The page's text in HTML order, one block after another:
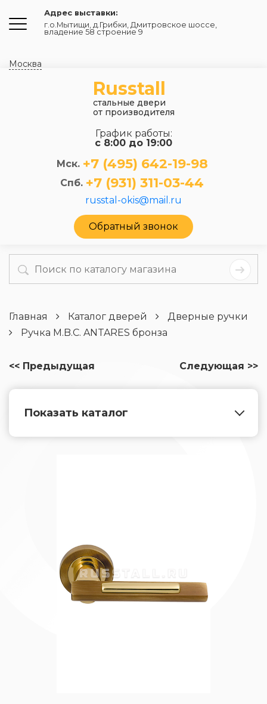
Адрес выставки:
г.о.Мытищи, д.Грибки, Дмитровское шоссе,
владение 58 строение 9
Москва
Russtall
стальные двери
от производителя
График работы:
с 8:00 до 19:00
Мск. +7 (495) 642-19-98
Спб. +7 (931) 311-03-44
russtal-okis@mail.ru
Обратный звонок
Главная Каталог дверей
Дверные ручки
Ручка M.B.C. ANTARES бронза
<< Предыдущая Следующая >>
Показать каталог